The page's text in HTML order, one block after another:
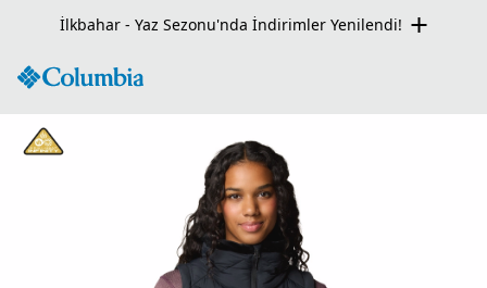
İlkbahar - Yaz Sezonu'nda İndirimler Yenilendi!